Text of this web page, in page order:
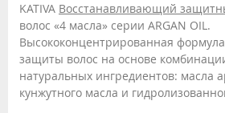
KATIVA Восстанавливающий
волос «4 масла» серии ARGAN OIL.
Высококонцентрированная
защиты волос на основе
натуральных ингредиентов: масла
кунжутного масла и